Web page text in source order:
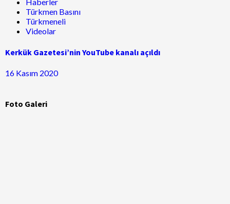
Türkmen Basını
Türkmeneli
Videolar
Kerkük Gazetesi’nin YouTube kanalı açıldı
16 Kasım 2020
Foto Galeri